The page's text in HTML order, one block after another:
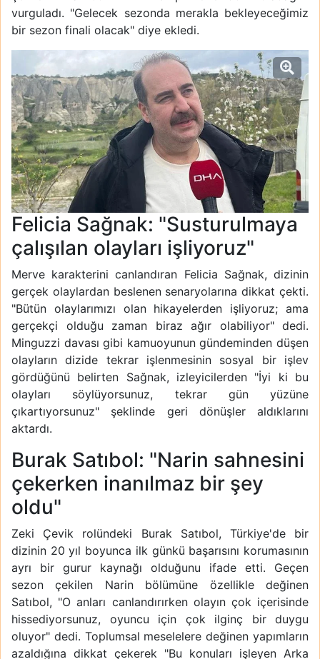
vurguladı. "Gelecek sezonda merakla bekleyeceğimiz
bir sezon finali olacak" diye ekledi.
Felicia Sağnak: "Susturulmaya
çalışılan olayları işliyoruz"
Merve karakterini canlandıran Felicia Sağnak, dizinin
gerçek olaylardan beslenen senaryolarına dikkat çekti.
"Bütün olaylarımızı olan hikayelerden işliyoruz; ama
gerçekçi olduğu zaman biraz ağır olabiliyor" dedi.
Minguzzi davası gibi kamuoyunun gündeminden düşen
olayların dizide tekrar işlenmesinin sosyal bir işlev
gördüğünü belirten Sağnak, izleyicilerden "İyi ki bu
olayları söylüyorsunuz, tekrar gün yüzüne
çıkartıyorsunuz" şeklinde geri dönüşler aldıklarını
aktardı.
Burak Satıbol: "Narin sahnesini
çekerken inanılmaz bir şey
oldu"
Zeki Çevik rolündeki Burak Satıbol, Türkiye'de bir
dizinin 20 yıl boyunca ilk günkü başarısını korumasının
ayrı bir gurur kaynağı olduğunu ifade etti. Geçen
sezon çekilen Narin bölümüne özellikle değinen
Satıbol, "O anları canlandırırken olayın çok içerisinde
hissediyorsunuz, oyuncu için çok ilginç bir duygu
oluyor" dedi. Toplumsal meselelere değinen yapımların
azaldığına dikkat çekerek "Bu konuları işleyen Arka